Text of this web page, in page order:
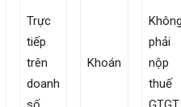
Trực
tiếp
trên
doanh
Khoán
phải
nộp
thuế